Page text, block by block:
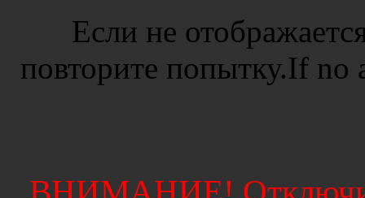
Если не
повторите попытку.If